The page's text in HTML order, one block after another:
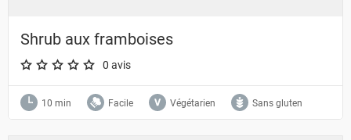
Shrub aux framboises
A star rating of 0 out of 5.
0 avis
10 min Facile Végétarien Sans gluten